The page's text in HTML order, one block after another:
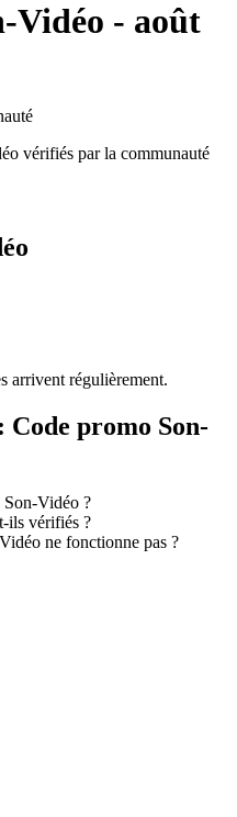
Vidéo - août
vérifiés par la communauté
arrivent régulièrement.
Code promo Son-
Son-Vidéo?
ils vérifiés ?
ne fonctionne pas ?